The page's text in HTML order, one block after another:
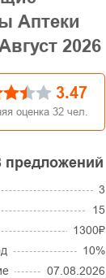
Аптеки
2026
3.47
оценка 32 чел.
предложений
3
15
1300₽
10%
07.08.2026